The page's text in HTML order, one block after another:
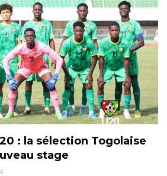
: la sélection Togolaise
stage